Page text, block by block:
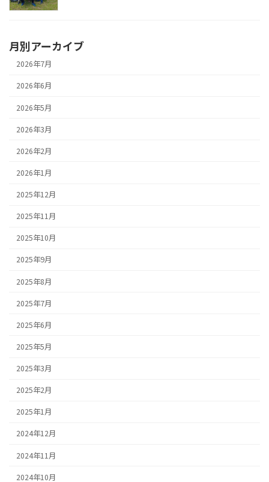
月別アーカイブ
2026年7月
2026年6月
2026年5月
2026年3月
2026年2月
2026年1月
2025年12月
2025年11月
2025年10月
2025年9月
2025年8月
2025年7月
2025年6月
2025年5月
2025年3月
2025年2月
2025年1月
2024年12月
2024年11月
2024年10月